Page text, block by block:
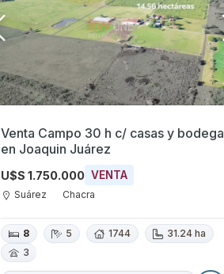
Venta Campo 30 h c/ casas y bodega
en Joaquin Juárez
U$S 1.750.000 VENTA
Suárez Chacra
8 5 1744
31.24 ha
3